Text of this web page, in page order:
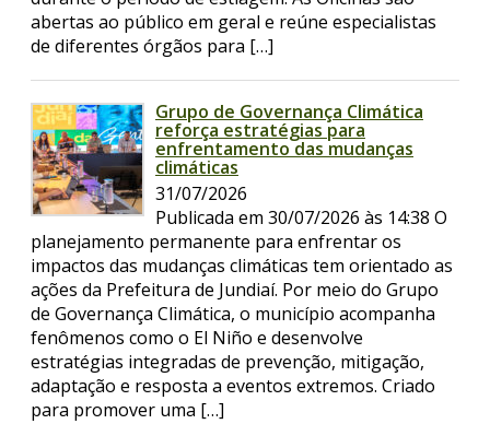
abertas ao público em geral e reúne especialistas
de diferentes órgãos para […]
Grupo de Governança Climática
reforça estratégias para
enfrentamento das mudanças
climáticas
31/07/2026
Publicada em 30/07/2026 às 14:38 O
planejamento permanente para enfrentar os
impactos das mudanças climáticas tem orientado as
ações da Prefeitura de Jundiaí. Por meio do Grupo
de Governança Climática, o município acompanha
fenômenos como o El Niño e desenvolve
estratégias integradas de prevenção, mitigação,
adaptação e resposta a eventos extremos. Criado
para promover uma […]